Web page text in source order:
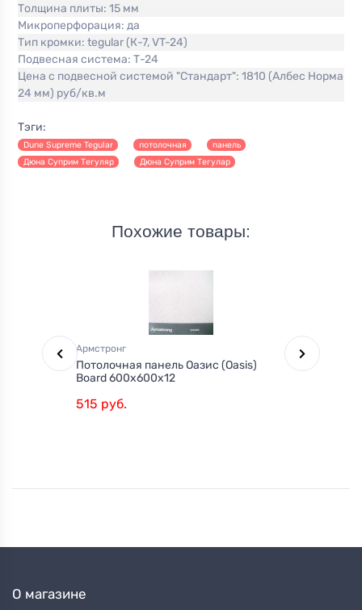
Толщина плиты: 15 мм
Микроперфорация: да
Тип кромки: tegular (К-7, VT-24)
Подвесная система: Т-24
Цена с подвесной системой "Стандарт": 1810 (Албес Норма
24 мм) руб/кв.м
Тэги:
Dune Supreme Tegular потолочная
панель
Дюна Суприм Тегуляр
Дюна Суприм Тегулар
Похожие товары:
Армстронг
Потолочная панель Оазис (Oasis)
Board 600х600х12
515 руб.
О магазине